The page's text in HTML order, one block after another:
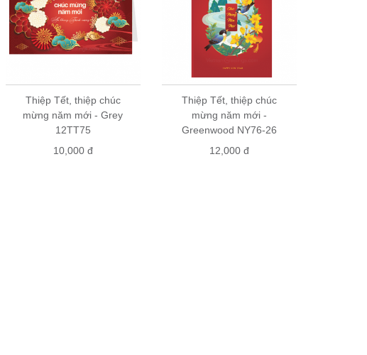
Thiệp Tết, thiệp chúc
mừng năm mới - Grey
12TT75
10,000 đ
Thiệp Tết, thiệp chúc
mừng năm mới -
Greenwood NY76-26
12,000 đ